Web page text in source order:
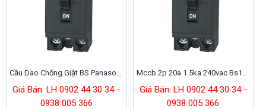
Giá Bán: LH 0902 44 30 34 -
0938 005 366
Giá Bán: LH 0902 44 30 34 -
0938 005 366